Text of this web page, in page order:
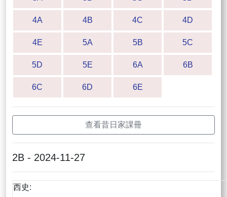
4A 4B 4C 4D
4E 5A 5B 5C
5D 5E 6A 6B
6C 6D 6E
查看昔日家課冊
2B - 2024-11-27
西史: